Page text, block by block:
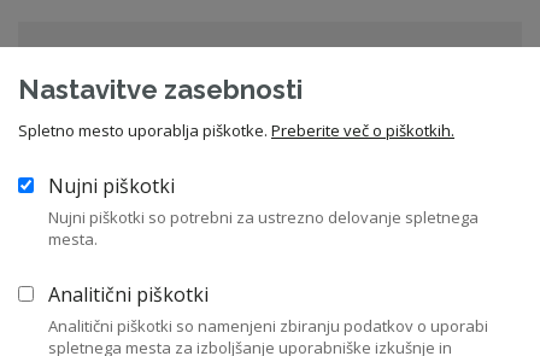
preglednosti sistemov umetne inteli
03. 08. 2026
nadzornih svetov gospodars
04. 08. 2026
Nastavitve zasebnosti
Spletno mesto uporablja piškotke. Preberite več o piškotkih.
Nujni piškotki
Nujni piškotki so potrebni za ustrezno delovanje spletnega
mesta.
Analitični piškotki
Analitični piškotki so namenjeni zbiranju podatkov o uporabi
spletnega mesta za izboljšanje uporabniške izkušnje in